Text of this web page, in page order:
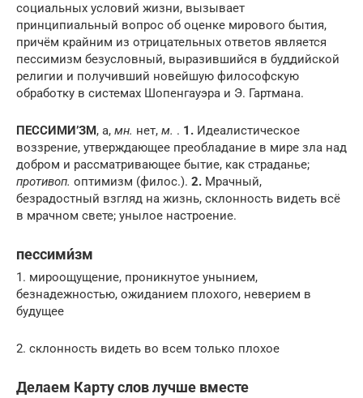
социальных условий жизни, вызывает
принципиальный вопрос об оценке мирового бытия,
причём крайним из отрицательных ответов является
пессимизм безусловный, выразившийся в буддийской
религии и получивший новейшую философскую
обработку в системах Шопенгауэра и Э. Гартмана.
ПЕССИМИ’ЗМ, а, мн. нет, м. . 1. Идеалистическое
воззрение, утверждающее преобладание в мире зла над
добром и рассматривающее бытие, как страданье;
противоп. оптимизм (филос.). 2. Мрачный,
безрадостный взгляд на жизнь, склонность видеть всё
в мрачном свете; унылое настроение.
пессими́зм
1. мироощущение, проникнутое унынием,
безнадежностью, ожиданием плохого, неверием в
будущее
2. склонность видеть во всем только плохое
Делаем Карту слов лучше вместе